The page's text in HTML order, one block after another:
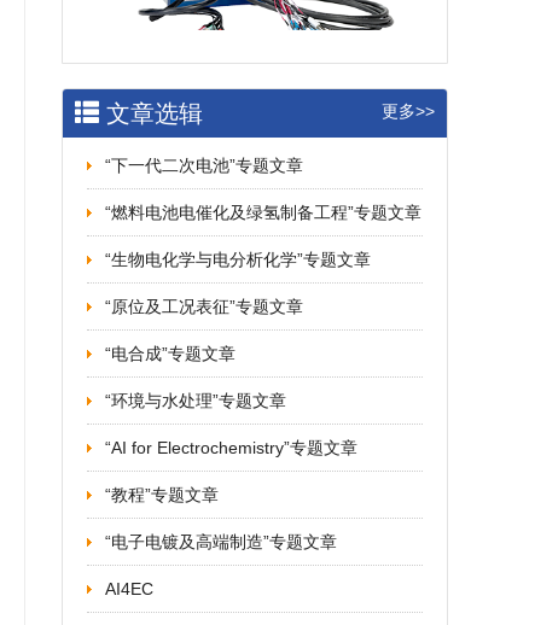
文章选辑 更多>>
“下一代二次电池”专题文章
“燃料电池电催化及绿氢制备工程”专题文章
“生物电化学与电分析化学”专题文章
“原位及工况表征”专题文章
“电合成”专题文章
“环境与水处理”专题文章
“AI for Electrochemistry”专题文章
“教程”专题文章
“电子电镀及高端制造”专题文章
AI4EC